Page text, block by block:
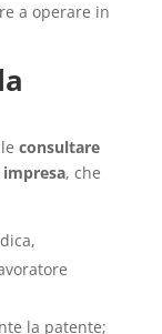
a operare in
consultare
, che
la patente;